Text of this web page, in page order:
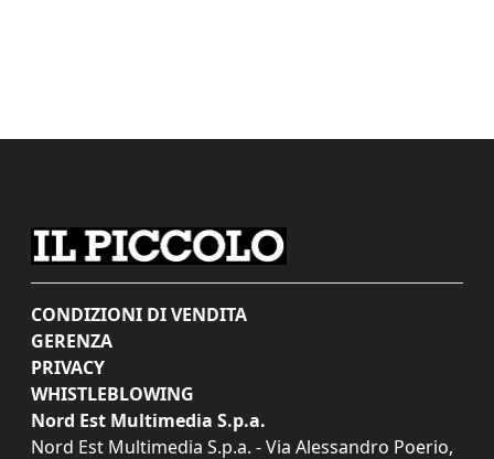
CONDIZIONI DI VENDITA
GERENZA
PRIVACY
WHISTLEBLOWING
Nord Est Multimedia S.p.a.
Nord Est Multimedia S.p.a. - Via Alessandro Poerio,